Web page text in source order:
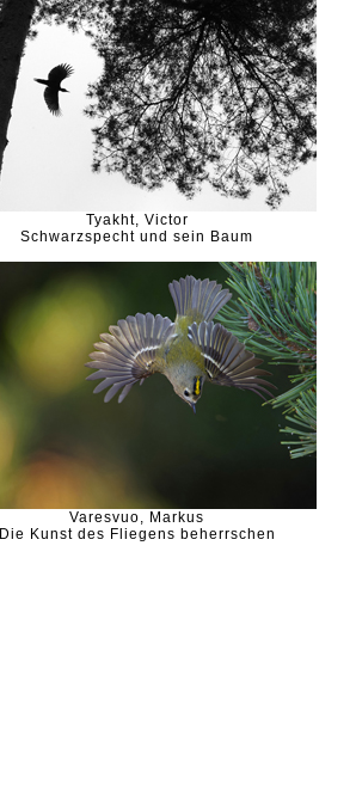
Tyakht, Victor
Schwarzspecht und sein Baum
Varesvuo, Markus
Die Kunst des Fliegens beherrschen